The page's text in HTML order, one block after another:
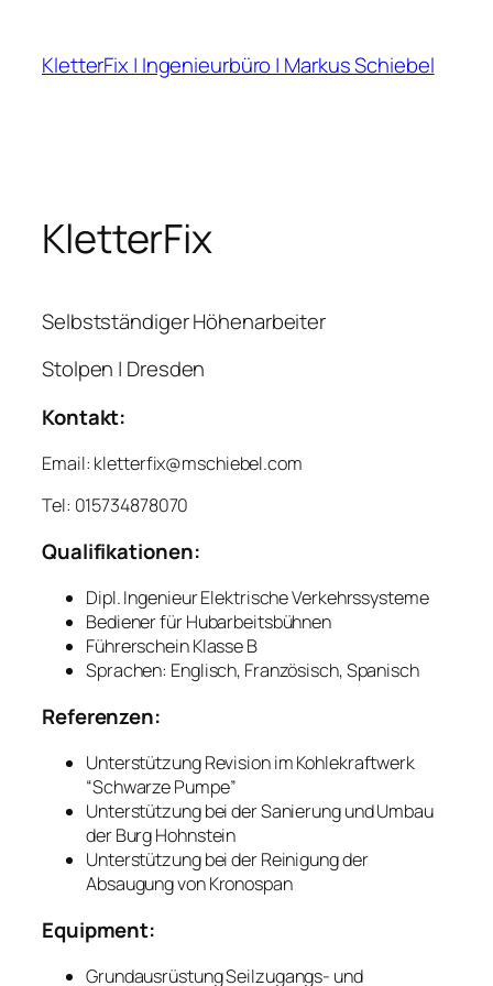
springen
KletterFix | Ingenieurbüro | Markus Schiebel
KletterFix
Selbstständiger Höhenarbeiter
Stolpen | Dresden
Kontakt:
Email: kletterfix@mschiebel.com
Tel: 015734878070
Qualifikationen:
Dipl. Ingenieur Elektrische Verkehrssysteme
Bediener für Hubarbeitsbühnen
Führerschein Klasse B
Sprachen: Englisch, Französisch, Spanisch
Referenzen:
Unterstützung Revision im Kohlekraftwerk
“Schwarze Pumpe”
Unterstützung bei der Sanierung und Umbau
der Burg Hohnstein
Unterstützung bei der Reinigung der
Absaugung von Kronospan
Equipment:
Grundausrüstung Seilzugangs- und